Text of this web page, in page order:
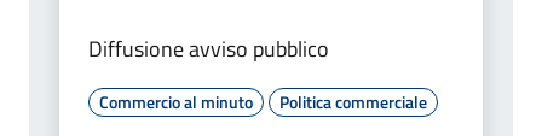
Diffusione avviso pubblico
Commercio al minuto Politica commerciale